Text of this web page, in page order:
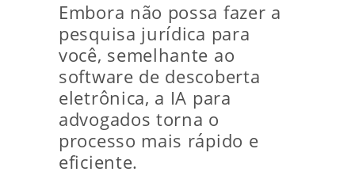
Embora não possa fazer a
pesquisa jurídica para
você, semelhante ao
software de descoberta
eletrônica, a IA para
advogados torna o
processo mais rápido e
eficiente.